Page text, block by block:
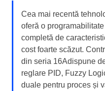
Cea mai recentă
oferă o
completă de
cost foarte scăzut.
din seria 16Adispune
reglare PID, Fuzzy
duale pentru proces și